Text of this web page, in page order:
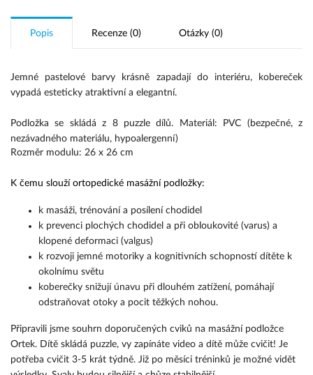
GLS - Doručení na pobočku
Popis Recenze (0) Otázky (0)
Jemné pastelové barvy krásně zapadají do interiéru, kobereček
vypadá esteticky atraktivní a elegantní.
Podložka se skládá z 8 puzzle dílů.
Materiál: PVC (bezpečné, z
nezávadného materiálu, hypoalergenní)
Rozměr modulu: 26 x 26 cm
K čemu slouží ortopedické masážní podložky:
k masáži, trénování a posílení chodidel
k prevenci plochých chodidel a při obloukovité (varus) a
klopené deformaci (valgus)
k rozvoji jemné motoriky a kognitivních schopností dítěte k
okolnímu světu
koberečky snižují únavu při dlouhém zatížení, pomáhají
odstraňovat otoky a pocit těžkých nohou.
Připravili jsme souhrn doporučených cviků na masážní podložce
Ortek. Dítě skládá puzzle, vy zapínáte video a dítě může cvičit! Je
potřeba cvičit 3-5 krát týdně. Již po měsíci tréninků je možné vidět